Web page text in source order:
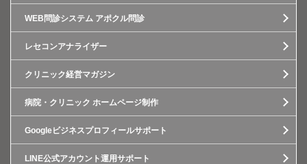
WEB問診システム アポクル問診
レセコンアナライザー
クリニック経営マガジン
病院・クリニック ホームページ制作
Googleビジネスプロフィールサポート
LINE公式アカウント運用サポート